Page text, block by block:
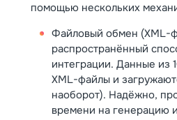
помощью нескольких
Файловый обмен (XML-
распространённый
интеграции. Данные из
XML-файлы и
наоборот). Надёжно,
времени на генерацию